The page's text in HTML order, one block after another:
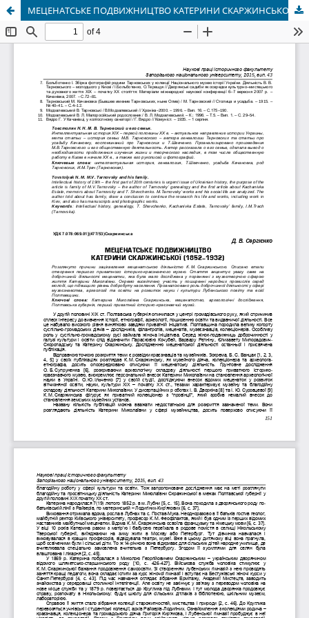
МЕЦЕНАТСЬКЕ ПОДВИЖНИЦТВО КАТЕРИНИ СКАРЖИНСЬКОЇ (1852-1932)